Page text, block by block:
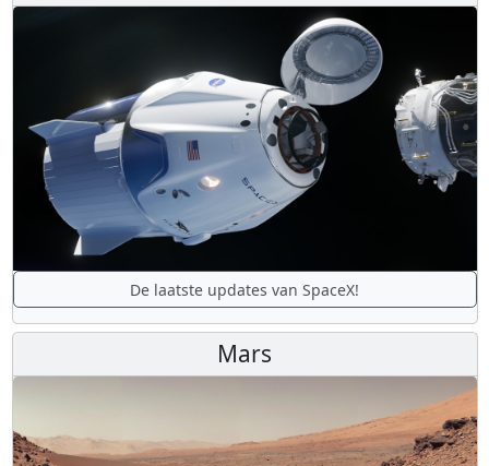
De laatste updates van SpaceX!
Mars